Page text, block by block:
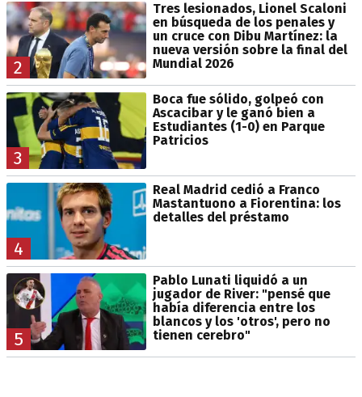
2
Tres lesionados, Lionel Scaloni
en búsqueda de los penales y
un cruce con Dibu Martínez: la
nueva versión sobre la final del
Mundial 2026
3
Boca fue sólido, golpeó con
Ascacibar y le ganó bien a
Estudiantes (1-0) en Parque
Patricios
4
Real Madrid cedió a Franco
Mastantuono a Fiorentina: los
detalles del préstamo
5
Pablo Lunati liquidó a un
jugador de River: "pensé que
había diferencia entre los
blancos y los 'otros', pero no
tienen cerebro"